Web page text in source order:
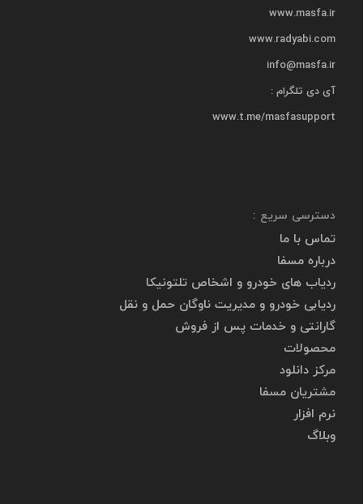
www.masfa.ir
www.radyabi.com
info@masfa.ir
آی دی تلگرام :
www.t.me/masfasupport
دسترسی سریع :
تماس با ما
درباره مسفا
ردیاب های خودرو و اشخاص تلتونیکا
ردیابی خودرو و مدیریت ناوگان حمل و نقل
گارانتی و خدمات پس از فروش
محصولات
مرکز دانلود
مشتریان مسفا
نرم افزار
وبلاگ